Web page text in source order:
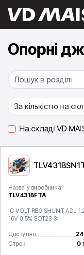
Опорні
На складі VD
Назва у виробника
TLV431BFTA
IC VOLT REG SHUNT ADJ
16V 0.5% SOT23-3
Доступно
Строк
0